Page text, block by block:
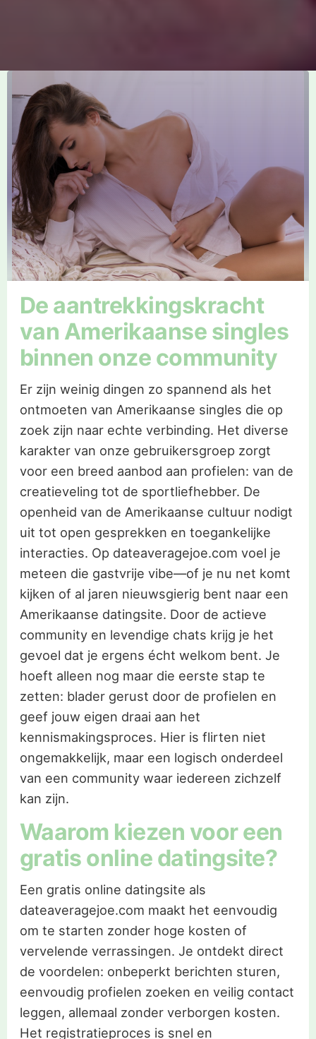
De aantrekkingskracht
van Amerikaanse singles
binnen onze community
Er zijn weinig dingen zo spannend als het
ontmoeten van Amerikaanse singles die op
zoek zijn naar echte verbinding. Het diverse
karakter van onze gebruikersgroep zorgt
voor een breed aanbod aan profielen: van de
creatieveling tot de sportliefhebber. De
openheid van de Amerikaanse cultuur nodigt
uit tot open gesprekken en toegankelijke
interacties. Op dateaveragejoe.com voel je
meteen die gastvrije vibe—of je nu net komt
kijken of al jaren nieuwsgierig bent naar een
Amerikaanse datingsite. Door de actieve
community en levendige chats krijg je het
gevoel dat je ergens écht welkom bent. Je
hoeft alleen nog maar die eerste stap te
zetten: blader gerust door de profielen en
geef jouw eigen draai aan het
kennismakingsproces. Hier is flirten niet
ongemakkelijk, maar een logisch onderdeel
van een community waar iedereen zichzelf
kan zijn.
Waarom kiezen voor een
gratis online datingsite?
Een gratis online datingsite als
dateaveragejoe.com maakt het eenvoudig
om te starten zonder hoge kosten of
vervelende verrassingen. Je ontdekt direct
de voordelen: onbeperkt berichten sturen,
eenvoudig profielen zoeken en veilig contact
leggen, allemaal zonder verborgen kosten.
Het registratieproces is snel en